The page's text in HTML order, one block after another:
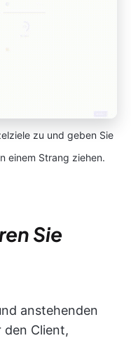
zu und geben Sie
einem Strang ziehen.
Sie
anstehenden
den Client,